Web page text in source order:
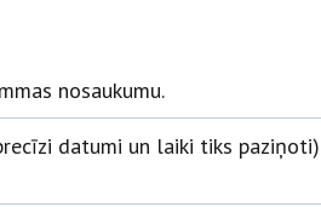
nosaukumu.
datumi un laiki tiks paziņoti)